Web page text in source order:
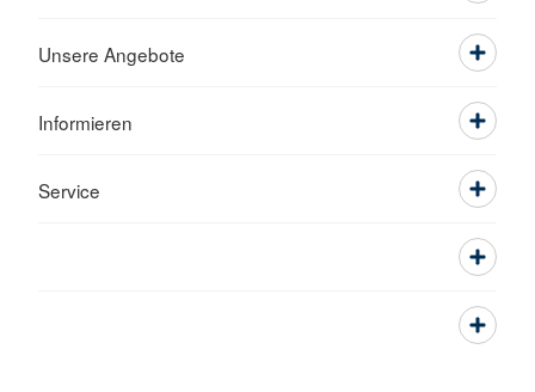
Unsere Angebote
Informieren
Service